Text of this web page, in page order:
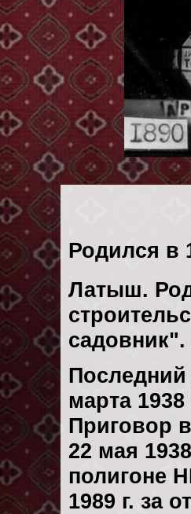
Родился в
Латыш. Род
марта 1938
Приговор
22 мая
полигоне
1989 г. за